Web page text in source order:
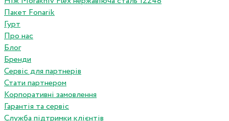
Пакет Fonarik
Гурт
Про нас
Блог
Бренди
Сервіс для партнерів
Стати партнером
Корпоративні замовлення
Гарантія та сервіс
Служба підтримки клієнтів